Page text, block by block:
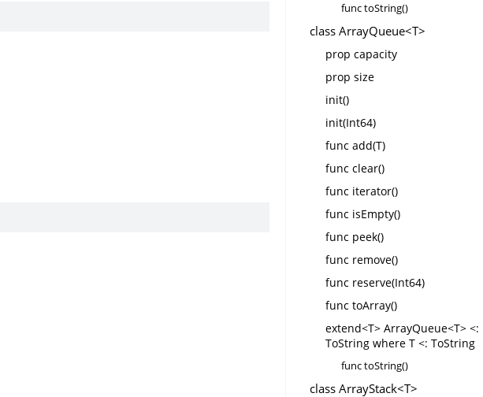
func toString()
class ArrayQueue<T>
prop capacity
prop size
init()
init(Int64)
func add(T)
func clear()
func iterator()
func isEmpty()
func peek()
func remove()
func reserve(Int64)
func toArray()
extend<T> ArrayQueue<T> <:
ToString where T <: ToString
func toString()
class ArrayStack<T>